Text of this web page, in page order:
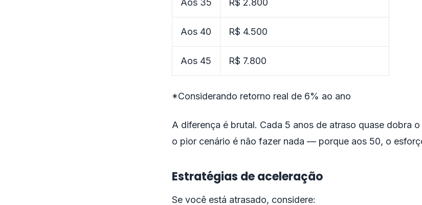
Aos 35 R$ 2.800
Aos 40 R$ 4.500
Aos 45 R$ 7.800
*Considerando retorno real de 6% ao ano
A diferença é brutal. Cada 5 anos de atraso quase dobra
o pior cenário é não fazer nada — porque aos 50, o
Estratégias de aceleração
Se você está atrasado, considere: